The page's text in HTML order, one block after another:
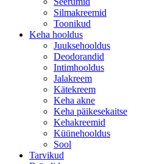
Silmakreemid
Toonikud
Keha hooldus
Juuksehooldus
Deodorandid
Intimhooldus
Jalakreem
Kätekreem
Keha akne
Keha päikesekaitse
Kehakreemid
Küünehooldus
Sool
Tarvikud